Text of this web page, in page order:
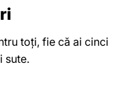
toți, fie că ai cinci
sute.